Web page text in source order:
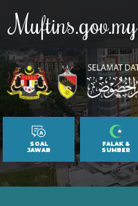
Muftins.gov.my
SOAL
JAWAB
FALAK &
SUMBER